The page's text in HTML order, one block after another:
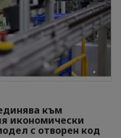
към
икономически
с отворен код